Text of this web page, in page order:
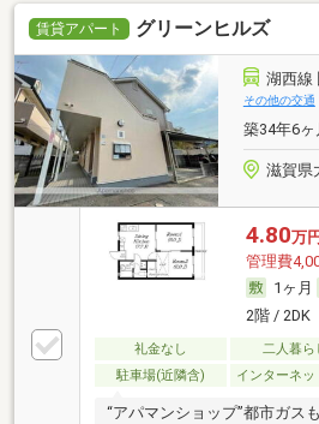
賃貸アパート グリーンヒルズ
湖西線
その他の交通
築34年6
滋賀県
4.80万円
管理費
1ヶ月
2階 / 2DK
礼金なし 二人暮ら
駐車場(近隣含)
インターネッ
“アパマンショップ”都市ガス